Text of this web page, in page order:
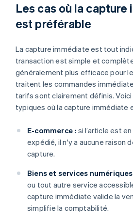
Les cas où la
est préférable
La capture immédiate est tout
transaction est simple et
généralement plus efficace pour
traitent les commandes
tarifs sont clairement définis.
typiques où la capture immédiate
E-commerce : si l’article est
expédié, il n'y a aucune raison
capture.
Biens et services
ou tout autre service
capture immédiate valide la
simplifie la comptabilité.